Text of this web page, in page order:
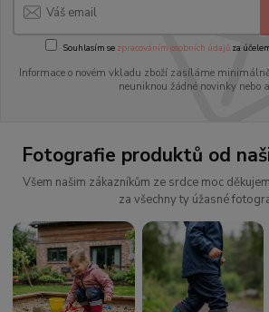
Souhlasím se zpracováním osobních údajůza
Informace o novém vkladu zboží zasíláme
neuniknou žádné novinky nebo
Fotografie produktů od
Všem našim zákazníkům ze srdce moc
za všechny ty úžasné